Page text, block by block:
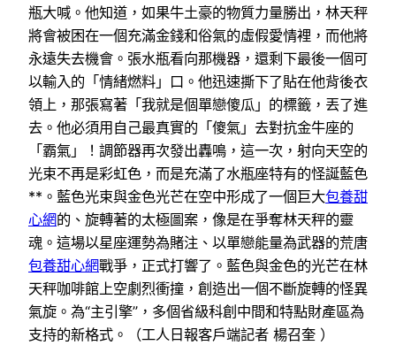
瓶大喊。他知道，如果牛土豪的物質力量勝出，林天秤
將會被困在一個充滿金錢和俗氣的虛假愛情裡，而他將
永遠失去機會。張水瓶看向那機器，還剩下最後一個可
以輸入的「情緒燃料」口。他迅速撕下了貼在他背後衣
領上，那張寫著「我就是個單戀傻瓜」的標籤，丟了進
去。他必須用自己最真實的「傻氣」去對抗金牛座的
「霸氣」！調節器再次發出轟鳴，這一次，射向天空的
光束不再是彩虹色，而是充滿了水瓶座特有的怪誕藍色
**。藍色光束與金色光芒在空中形成了一個巨大包養甜
心網的、旋轉著的太極圖案，像是在爭奪林天秤的靈
魂。這場以星座運勢為賭注、以單戀能量為武器的荒唐
包養甜心網戰爭，正式打響了。藍色與金色的光芒在林
天秤咖啡館上空劇烈衝撞，創造出一個不斷旋轉的怪異
氣旋。為“主引擎”，多個省級科創中間和特點財產區為
支持的新格式。（工人日報客戶端記者 楊召奎 ）